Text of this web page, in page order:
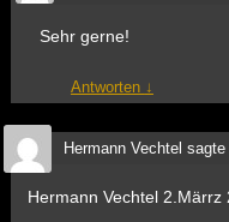
Sehr gerne!
Antworten ↓
Hermann Vechtel sagte
Hermann Vechtel 2.Märrz